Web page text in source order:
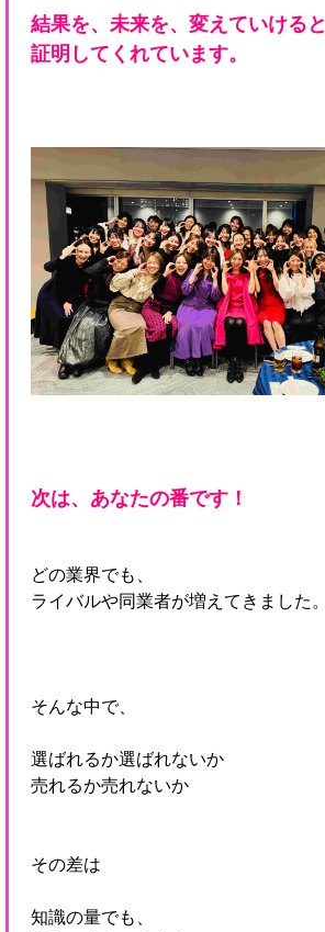
結果を、未来を、変えていけると
証明してくれています。
次は、あなたの番です！
どの業界でも、
ライバルや同業者が増えてきました。
そんな中で、
選ばれるか選ばれないか
売れるか売れないか
その差は
知識の量でも、